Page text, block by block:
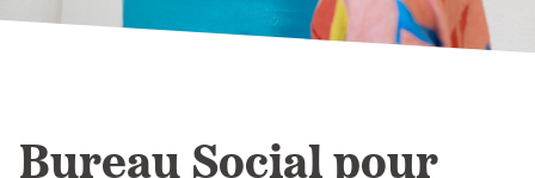
Bureau Social pour